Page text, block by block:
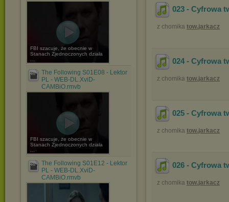
FBI szacuje, że obecnie w
Stanach Zjednoczonych działa
The Following S01E08 - Lektor
PL - WEB-DL.XviD-
CAMBiO.rmvb
FBI szacuje, że obecnie w
Stanach Zjednoczonych działa
The Following S01E12 - Lektor
PL - WEB-DL.XviD-
CAMBiO.rmvb
023 - Cyfrowa
z chomika tow.jarkacz
024 - Cyfrowa
z chomika tow.jarkacz
025 - Cyfrowa
z chomika tow.jarkacz
026 - Cyfrowa
z chomika tow.jarkacz